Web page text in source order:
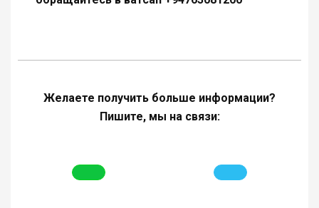
Желаете получить больше информации?
Пишите, мы на связи: